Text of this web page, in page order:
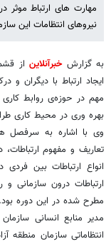
مهارت های ارتباط موثر
نیروهای انتظامات این
به گزارشخبرآنلاین از
ایجاد ارتباط با دیگران
مهم در حوزه‌ی روابط
بهره وری در محیط کاری
وی با اشاره به سرفصل
تعاریف و مفهوم ارتباطات،
انواع ارتباطات بین فردی
ارتباطات درون سازمانی
مطرح شده در این دوره بود.
مدیر منابع انسانی
انتظاماتی سازمان منطقه